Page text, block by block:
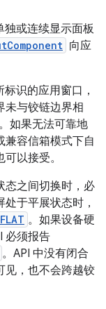
或连续显示面板
向应
标识的应用窗口，
未与铰链边界相
。如果无法可靠地
兼容信箱模式下自
以接受。
态之间切换时，必
于平展状态时，
。如果设备硬
必须报告
。API 中没有闭合
见，也不会跨越铰